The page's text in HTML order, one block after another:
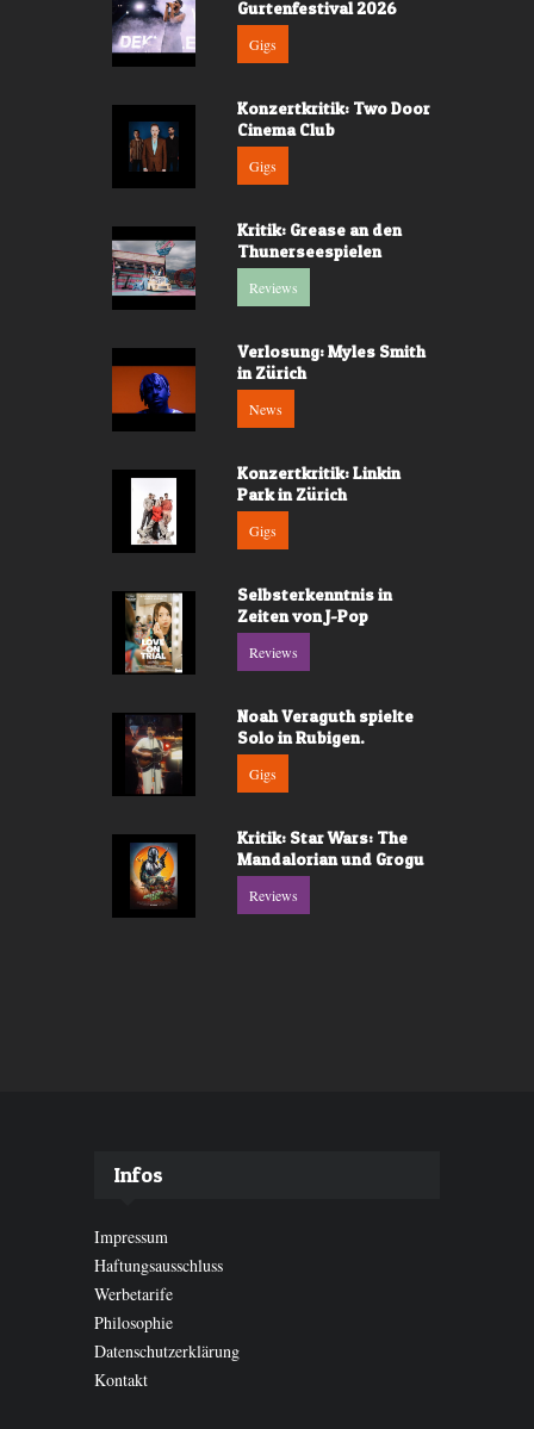
Gurtenfestival 2026
Gigs
Konzertkritik: Two Door
Cinema Club
Gigs
Kritik: Grease an den
Thunerseespielen
Reviews
Verlosung: Myles Smith
in Zürich
News
Konzertkritik: Linkin
Park in Zürich
Gigs
Selbsterkenntnis in
Zeiten von J-Pop
Reviews
Noah Veraguth spielte
Solo in Rubigen.
Gigs
Kritik: Star Wars: The
Mandalorian und Grogu
Reviews
Infos
Impressum
Haftungsausschluss
Werbetarife
Philosophie
Datenschutzerklärung
Kontakt